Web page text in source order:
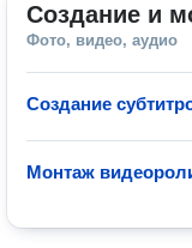
Создание и
Фото, видео, аудио
Создание
Монтаж